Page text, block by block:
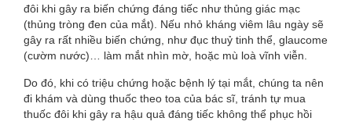
đôi khi gây ra biến chứng đáng tiếc như thủng giác mạc
(thủng tròng đen của mắt). Nếu nhỏ kháng viêm lâu ngày sẽ
gây ra rất nhiều biến chứng, như đục thuỷ tinh thể, glaucome
(cườm nước)… làm mắt nhìn mờ, hoặc mù loà vĩnh viễn.
Do đó, khi có triệu chứng hoặc bệnh lý tại mắt, chúng ta nên
đi khám và dùng thuốc theo toa của bác sĩ, tránh tự mua
thuốc đôi khi gây ra hậu quả đáng tiếc không thể phục hồi